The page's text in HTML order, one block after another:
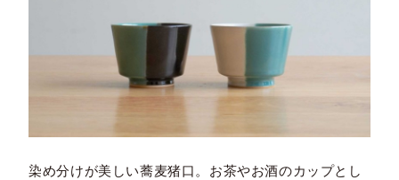
染め分けが美しい蕎麦猪口。お茶やお酒のカップとし